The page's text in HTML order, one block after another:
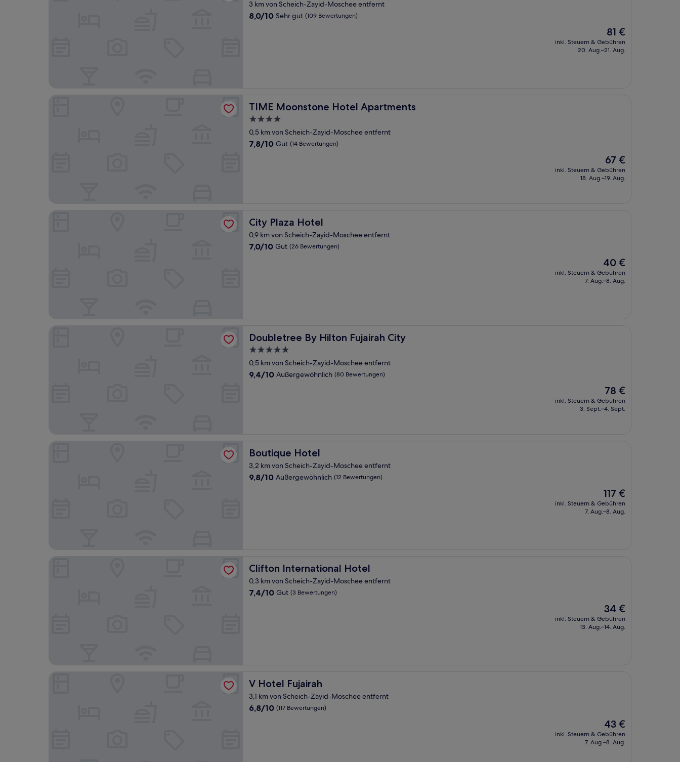
3 km von Scheich-Zayid-Moschee entfernt
8.0
8,0/10 Sehr gut (109 Bewertungen)
Der
Preis
beträgt
81 €
inkl. Steuern & Gebühren
20. Aug.–21. Aug.
TIME Moonstone Hotel Apartments
TIME Moonstone Hotel Apartments
4.0-
Sterne-
Unterkunft
0,5 km von Scheich-Zayid-Moschee entfernt
7.8
7,8/10 Gut (14 Bewertungen)
Der
Preis
beträgt
67 €
inkl. Steuern & Gebühren
18. Aug.–19. Aug.
City Plaza Hotel
City Plaza Hotel
0,9 km von Scheich-Zayid-Moschee entfernt
7.0
7,0/10 Gut (26 Bewertungen)
Der
Preis
beträgt
40 €
inkl. Steuern & Gebühren
7. Aug.–8. Aug.
Doubletree By Hilton Fujairah City
Doubletree By Hilton Fujairah City
5.0-
Sterne-
Unterkunft
0,5 km von Scheich-Zayid-Moschee entfernt
9.4
9,4/10 Außergewöhnlich (80 Bewertungen)
Der
Preis
beträgt
78 €
inkl. Steuern & Gebühren
3. Sept.–4. Sept.
Boutique Hotel
Boutique Hotel
3,2 km von Scheich-Zayid-Moschee entfernt
9.8
9,8/10 Außergewöhnlich (12 Bewertungen)
Der
Preis
beträgt
117 €
inkl. Steuern & Gebühren
7. Aug.–8. Aug.
Clifton International Hotel
Clifton International Hotel
0,3 km von Scheich-Zayid-Moschee entfernt
7.4
7,4/10 Gut (3 Bewertungen)
Der
Preis
beträgt
34 €
inkl. Steuern & Gebühren
13. Aug.–14. Aug.
V Hotel Fujairah
V Hotel Fujairah
3,1 km von Scheich-Zayid-Moschee entfernt
6.8
6,8/10 (117 Bewertungen)
Der
Preis
beträgt
43 €
inkl. Steuern & Gebühren
7. Aug.–8. Aug.